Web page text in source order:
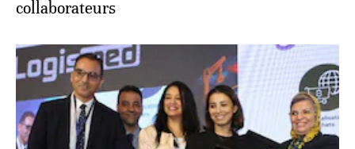
collaborateurs